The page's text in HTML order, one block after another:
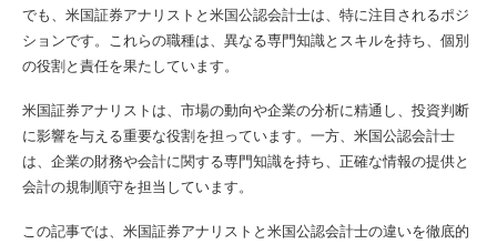
でも、米国証券アナリストと米国公認会計士は、特に注目されるポジ
ションです。これらの職種は、異なる専門知識とスキルを持ち、個別
の役割と責任を果たしています。
米国証券アナリストは、市場の動向や企業の分析に精通し、投資判断
に影響を与える重要な役割を担っています。一方、米国公認会計士
は、企業の財務や会計に関する専門知識を持ち、正確な情報の提供と
会計の規制順守を担当しています。
この記事では、米国証券アナリストと米国公認会計士の違いを徹底的